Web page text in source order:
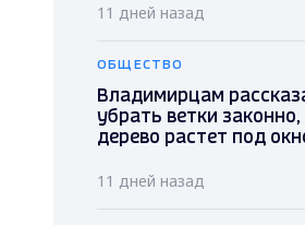
11 дней назад
ОБЩЕСТВО
Владимирцам
убрать ветки законно,
дерево растет под
11 дней назад